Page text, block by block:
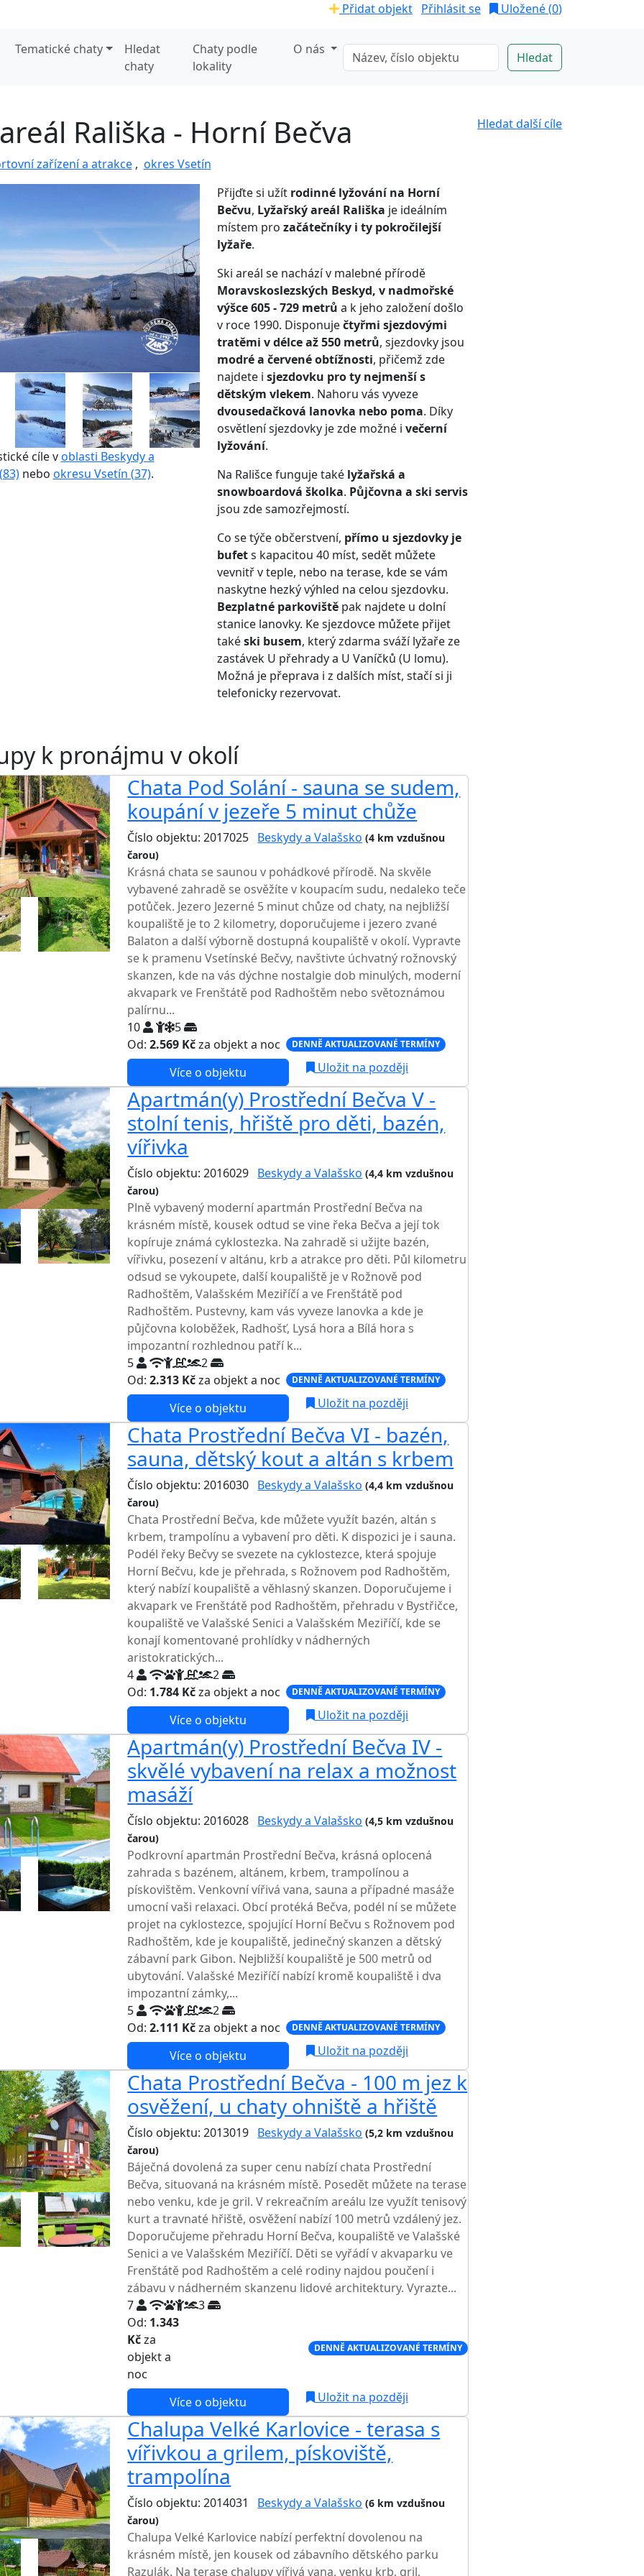
Přidat objekt Přihlásit se Uložené (0)
Tematické chaty
Hledat
chaty
Chaty podle
lokality
O nás
Hledat další cíle
Rališka - Horní Bečva
zařízení a atrakce, okres Vsetín
cíle voblasti Beskydy a
nebo okresu Vsetín (37).
Přijďte si užít rodinné lyžování na Horní
Bečvu, Lyžařský areál Rališka je ideálním
místem pro začátečníky i ty pokročilejší
lyžaře.
Ski areál se nachází v malebné přírodě
Moravskoslezských Beskyd, v nadmořské
výšce 605 - 729 metrů a k jeho založení došlo
v roce 1990. Disponuječtyřmi sjezdovými
tratěmi v délce až 550 metrů, sjezdovky jsou
modré a červené obtížnosti, přičemž zde
najdete i sjezdovku pro ty nejmenší s
dětským vlekem. Nahoru vás vyveze
dvousedačková lanovka nebo poma. Díky
osvětlení sjezdovky je zde možné i večerní
lyžování.
Na Rališce funguje takélyžařská a
snowboardová školka. Půjčovna a ski servis
jsou zde samozřejmostí.
Co se týče občerstvení, přímo u sjezdovky je
bufets kapacitou 40 míst, sedět můžete
vevnitř v teple, nebo na terase, kde se vám
naskytne hezký výhled na celou sjezdovku.
Bezplatné parkovištěpak najdete u dolní
stanice lanovky. Ke sjezdovce můžete přijet
takéski busem, který zdarma sváží lyžaře ze
zastávek U přehrady a U Vaníčků (U lomu).
Možná je přeprava i z dalších míst, stačí si ji
telefonicky rezervovat.
k pronájmu v okolí
Chata Pod Solání - sauna se sudem,
koupání v jezeře 5 minut chůže
Číslo objektu: 2017025 Beskydy a Valašsko (4 km vzdušnou
čarou)
Krásná chata se saunou v pohádkové přírodě. Na skvěle
vybavené zahradě se osvěžíte v koupacím sudu, nedaleko teče
potůček. Jezero Jezerné 5 minut chůze od chaty, na nejbližší
koupaliště je to 2 kilometry, doporučujeme i jezero zvané
Balaton a další výborně dostupná koupaliště v okolí. Vypravte
se k pramenu Vsetínské Bečvy, navštivte úchvatný rožnovský
skanzen, kde na vás dýchne nostalgie dob minulých, moderní
akvapark ve Frenštátě pod Radhoštěm nebo světoznámou
palírnu...
10
5
Od:2.569 Kčza objekt a noc DENNĚ AKTUALIZOVANÉ TERMÍNY
Více o objektu Uložit na později
Apartmán(y) Prostřední Bečva V -
stolní tenis, hřiště pro děti, bazén,
vířivka
Číslo objektu: 2016029 Beskydy a Valašsko (4,4 km vzdušnou
čarou)
Plně vybavený moderní apartmán Prostřední Bečva na
krásném místě, kousek odtud se vine řeka Bečva a její tok
kopíruje známá cyklostezka. Na zahradě si užijte bazén,
vířivku, posezení v altánu, krb a atrakce pro děti. Půl kilometru
odsud se vykoupete, další koupaliště je v Rožnově pod
Radhoštěm, Valašském Meziříčí a ve Frenštátě pod
Radhoštěm. Pustevny, kam vás vyveze lanovka a kde je
půjčovna koloběžek, Radhošť, Lysá hora a Bílá hora s
impozantní rozhlednou patří k...
5
2
Od:2.313 Kčza objekt a noc DENNĚ AKTUALIZOVANÉ TERMÍNY
Více o objektu Uložit na později
Chata Prostřední Bečva VI - bazén,
sauna, dětský kout a altán s krbem
Číslo objektu: 2016030 Beskydy a Valašsko (4,4 km vzdušnou
čarou)
Chata Prostřední Bečva, kde můžete využít bazén, altán s
krbem, trampolínu a vybavení pro děti. K dispozici je i sauna.
Podél řeky Bečvy se svezete na cyklostezce, která spojuje
Horní Bečvu, kde je přehrada, s Rožnovem pod Radhoštěm,
který nabízí koupaliště a věhlasný skanzen. Doporučujeme i
akvapark ve Frenštátě pod Radhoštěm, přehradu v Bystřičce,
koupaliště ve Valašské Senici a Valašském Meziříčí, kde se
konají komentované prohlídky v nádherných
aristokratických...
4
2
Od: 1.784 Kčza objekt a noc DENNĚ AKTUALIZOVANÉ TERMÍNY
Více o objektu Uložit na později
Apartmán(y) Prostřední Bečva IV -
skvělé vybavení na relax a možnost
masáží
Číslo objektu: 2016028 Beskydy a Valašsko (4,5 km vzdušnou
čarou)
Podkrovní apartmán Prostřední Bečva, krásná oplocená
zahrada s bazénem, altánem, krbem, trampolínou a
pískovištěm. Venkovní vířivá vana, sauna a případné masáže
umocní vaši relaxaci. Obcí protéká Bečva, podél ní se můžete
projet na cyklostezce, spojující Horní Bečvu s Rožnovem pod
Radhoštěm, kde je koupaliště, jedinečný skanzen a dětský
zábavní park Gibon. Nejbližší koupaliště je 500 metrů od
ubytování. Valašské Meziříčí nabízí kromě koupaliště i dva
impozantní zámky,...
5
2
Od:2.111 Kčza objekt a noc DENNĚ AKTUALIZOVANÉ TERMÍNY
Více o objektu Uložit na později
Chata Prostřední Bečva - 100 m jez k
osvěžení, u chaty ohniště a hřiště
Číslo objektu: 2013019 Beskydy a Valašsko (5,2 km vzdušnou
čarou)
Báječná dovolená za super cenu nabízí chata Prostřední
Bečva, situovaná na krásném místě. Posedět můžete na terase
nebo venku, kde je gril. V rekreačním areálu lze využít tenisový
kurt a travnaté hřiště, osvěžení nabízí 100 metrů vzdálený jez.
Doporučujeme přehradu Horní Bečva, koupaliště ve Valašské
Senici a ve Valašském Meziříčí. Děti se vyřádí v akvaparku ve
Frenštátě pod Radhoštěm a celé rodiny najdou poučení i
zábavu v nádherném skanzenu lidové architektury. Vyrazte...
7
3
Od: 1.343
Kčza
objekt a
noc
DENNĚ AKTUALIZOVANÉ TERMÍNY
Více o objektu Uložit na později
Chalupa Velké Karlovice - terasa s
vířivkou a grilem, pískoviště,
trampolína
Číslo objektu: 2014031 Beskydy a Valašsko (6 km vzdušnou
čarou)
Chalupa Velké Karlovice nabízí perfektní dovolenou na
krásném místě, jen kousek od zábavního dětského parku
Razulák. Na terase chalupy vířivá vana, venku krb, gril,